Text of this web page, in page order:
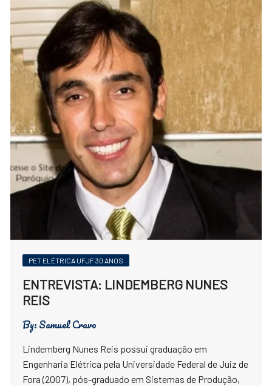
PET ELÉTRICA UFJF 30 ANOS
ENTREVISTA: LINDEMBERG NUNES
REIS
By:Samuel Cravo
Lindemberg Nunes Reis possui graduação em
Engenharia Elétrica pela Universidade Federal de Juiz de
Fora (2007), pós-graduado em Sistemas de Produção,